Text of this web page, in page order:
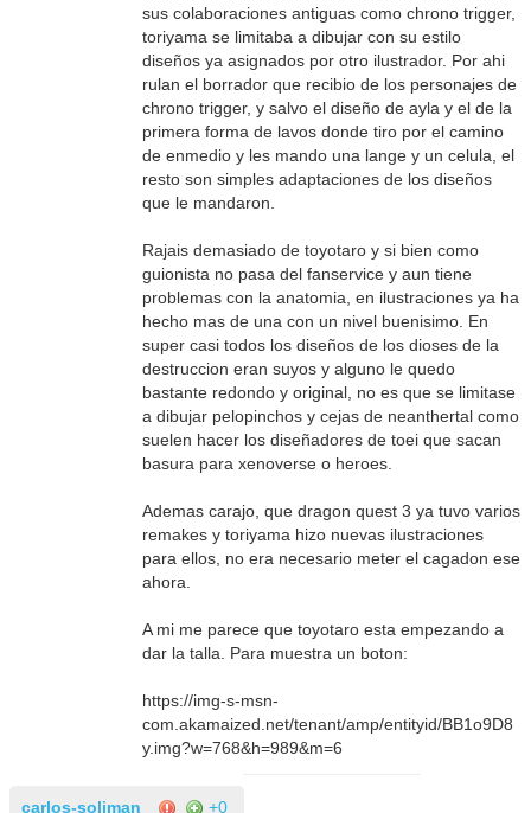
sus colaboraciones antiguas como chrono trigger,
toriyama se limitaba a dibujar con su estilo
diseños ya asignados por otro ilustrador. Por ahi
rulan el borrador que recibio de los personajes de
chrono trigger, y salvo el diseño de ayla y el de la
primera forma de lavos donde tiro por el camino
de enmedio y les mando una lange y un celula, el
resto son simples adaptaciones de los diseños
que le mandaron.
Rajais demasiado de toyotaro y si bien como
guionista no pasa del fanservice y aun tiene
problemas con la anatomia, en ilustraciones ya ha
hecho mas de una con un nivel buenisimo. En
super casi todos los diseños de los dioses de la
destruccion eran suyos y alguno le quedo
bastante redondo y original, no es que se limitase
a dibujar pelopinchos y cejas de neanthertal como
suelen hacer los diseñadores de toei que sacan
basura para xenoverse o heroes.
Ademas carajo, que dragon quest 3 ya tuvo varios
remakes y toriyama hizo nuevas ilustraciones
para ellos, no era necesario meter el cagadon ese
ahora.
A mi me parece que toyotaro esta empezando a
dar la talla. Para muestra un boton:
https://img-s-msn-
com.akamaized.net/tenant/amp/entityid/BB1o9D8
y.img?w=768&h=989&m=6
carlos-soliman +0